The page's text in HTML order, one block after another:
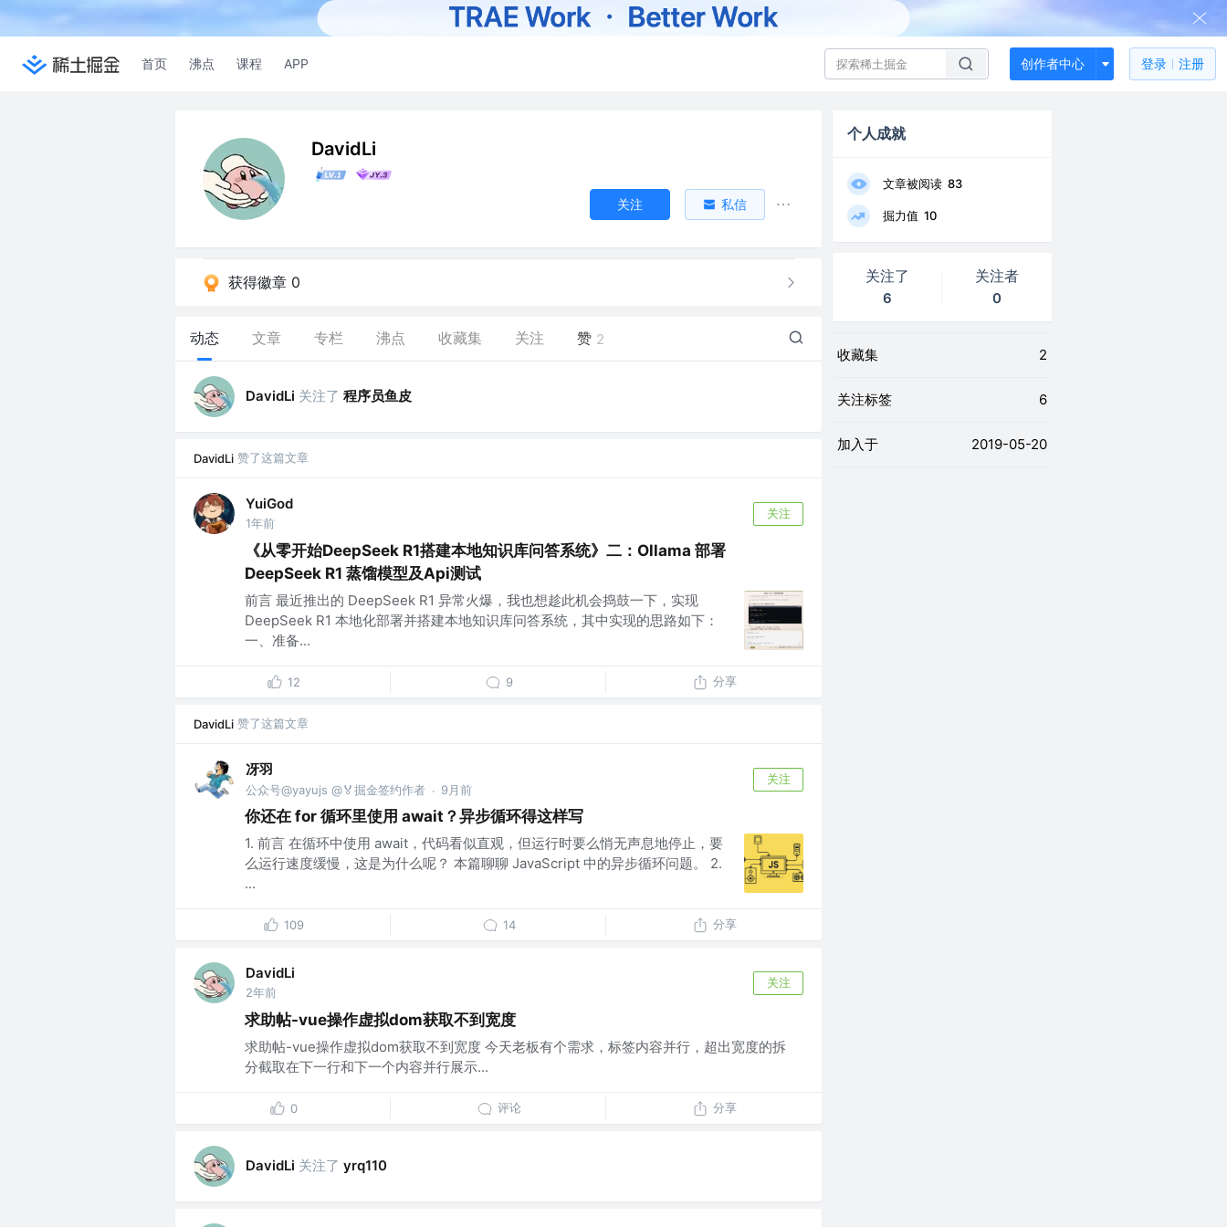
首页 沸点 课程 APP 创作者中心 登录 注册
DavidLi
关注 私信
获得徽章 0
动态 文章 专栏 沸点 收藏集 关注 赞 2
DavidLi 关注了 程序员鱼皮
DavidLi 赞了这篇文章
YuiGod
1年前
关注
《从零开始DeepSeek R1搭建本地知识库问答系统》二：Ollama 部署
DeepSeek R1 蒸馏模型及Api测试
前言 最近推出的 DeepSeek R1 异常火爆，我也想趁此机会捣鼓一下，实现
DeepSeek R1 本地化部署并搭建本地知识库问答系统，其中实现的思路如下：
一、准备...
12 9 分享
DavidLi 赞了这篇文章
冴羽
公众号@yayujs @🏅掘金签约作者 · 9月前
关注
你还在 for 循环里使用 await？异步循环得这样写
1. 前言 在循环中使用 await，代码看似直观，但运行时要么悄无声息地停止，要
么运行速度缓慢，这是为什么呢？ 本篇聊聊 JavaScript 中的异步循环问题。 2.
...
109 14 分享
DavidLi
2年前
关注
求助帖-vue操作虚拟dom获取不到宽度
求助帖-vue操作虚拟dom获取不到宽度 今天老板有个需求，标签内容并行，超出宽度的拆
分截取在下一行和下一个内容并行展示...
0 评论 分享
DavidLi 关注了 yrq110
个人成就
文章被阅读 83
掘力值 10
关注了
6
关注者
0
收藏集 2
关注标签 6
加入于 2019-05-20